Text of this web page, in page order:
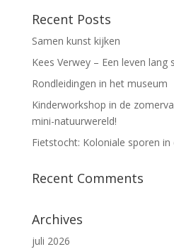
Recent Posts
Samen kunst kijken
Kees Verwey – Een leven lang
Rondleidingen in het museum
Kinderworkshop in de
mini-natuurwereld!
Fietstocht: Koloniale sporen in
Recent Comments
Archives
juli 2026